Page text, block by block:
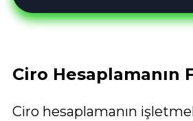
Ciro Hesaplamanın
Ciro hesaplamanın